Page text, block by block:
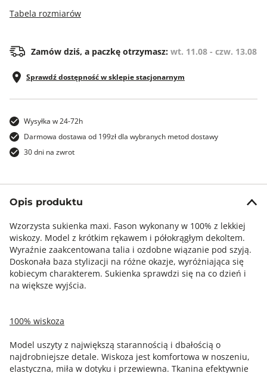
Tabela rozmiarów
Zamów dziś, a paczkę otrzymasz: wt. 11.08 - czw. 13.08
Sprawdź dostępność w sklepie stacjonarnym
Wysyłka w 24-72h
Darmowa dostawa od 199zł dla wybranych metod dostawy
30 dni na zwrot
Opis produktu
Wzorzysta sukienka maxi. Fason wykonany w 100% z lekkiej
wiskozy. Model z krótkim rękawem i półokrągłym dekoltem.
Wyraźnie zaakcentowana talia i ozdobne wiązanie pod szyją.
Doskonała baza stylizacji na różne okazje, wyróżniająca się
kobiecym charakterem. Sukienka sprawdzi się na co dzień i
na większe wyjścia.
100% wiskoza
Model uszyty z największą starannością i dbałością o
najdrobniejsze detale. Wiskoza jest komfortowa w noszeniu,
elastyczna, miła w dotyku i przewiewna. Tkanina efektywnie